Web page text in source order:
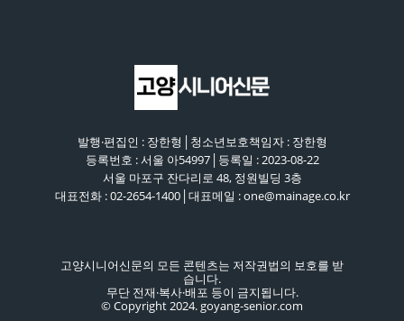
발행·편집인 : 장한형│청소년보호책임자 : 장한형
등록번호 : 서울 아54997│등록일 : 2023-08-22
서울 마포구 잔다리로 48, 정원빌딩 3층
대표전화 : 02-2654-1400│대표메일 : one@mainage.co.kr
고양시니어신문의 모든 콘텐츠는 저작권법의 보호를 받
습니다.
무단 전재·복사·배포 등이 금지됩니다.
© Copyright 2024. goyang-senior.com